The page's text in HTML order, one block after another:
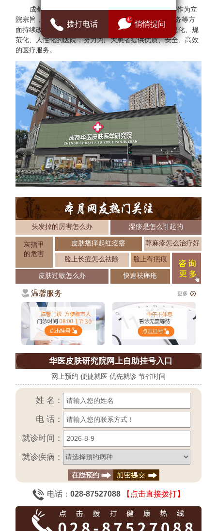
成都华医皮肤研究院始终把"群众满意、患者放心"作为立
院宗旨，并借鉴医院JCI认证标准，在医疗、管理、服务等方
面持续改进，全面建设现代化、科学化、标准化、信息化、规
范化、人性化的医院，努力为广大患者提供优质、安全、高效
的医疗服务。
头发掉的厉害怎么办 湿疹是怎么引起的
灰指甲
的危害
皮肤瘙痒起红疙瘩 荨麻疹怎么治疗好
脸上长痘怎么祛除 脸上有疤痕
皮肤过敏怎么办 快速祛痤疮
温馨服务 更多
华医皮肤研究院网上自助挂号入口
网上预约 便捷就医 优先就诊 节省时间
姓 名：
电 话：
就诊时间：
就诊疾病：
电话： 028-87527088 【点击直接拨打】
拨打电话
44
悄悄提问